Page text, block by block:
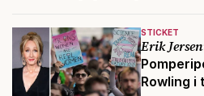
STICKET
Erik
Rowling i